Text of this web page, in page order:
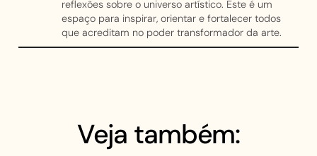
reflexões sobre o universo artístico. Este é um
espaço para inspirar, orientar e fortalecer todos
que acreditam no poder transformador da arte.
Veja também: